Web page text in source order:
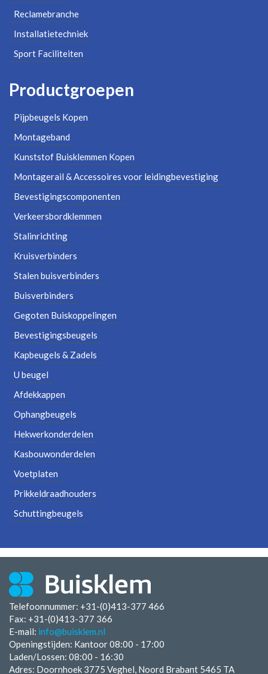
Reclamebranche
Installatietechniek
Sport Faciliteiten
Productgroepen
Pijpbeugels Kopen
Montageband
Kunststof Buisklemmen Kopen
Montagerail & Accessoires voor leidingbevestiging
Bevestigingscomponenten
Verkeersbordklemmen
Stalinrichting
Kruisverbinders
Stalen buisverbinders
Buisverbinders
Gegoten Buiskoppelingen
Bevestigingsbeugels
Kapbeugels & Zadels
U beugel
Afdekkappen
Ophangbeugels
Hekwerkonderdelen
Kasbouwonderdelen
Voetplaten
Prikkeldraadhouders
Schuttingbeugels
Telefoonnummer: +31-(0)413-377 466
Fax: +31-(0)413-377 366
E-mail: info@buisklem.nl
Openingstijden: Kantoor 08:00 - 17:00
Laden/Lossen: 08:00 - 16:30
Adres: Doornhoek 3775 Veghel, Noord Brabant 5465 TA